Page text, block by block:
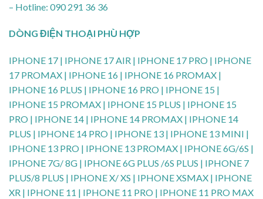
– Hotline: 090 291 36 36
DÒNG ĐIỆN THOẠI PHÙ HỢP
IPHONE 17 | IPHONE 17 AIR | IPHONE 17 PRO | IPHONE
17 PROMAX | IPHONE 16 | IPHONE 16 PROMAX |
IPHONE 16 PLUS | IPHONE 16 PRO | IPHONE 15 |
IPHONE 15 PROMAX | IPHONE 15 PLUS | IPHONE 15
PRO | IPHONE 14 | IPHONE 14 PROMAX | IPHONE 14
PLUS | IPHONE 14 PRO | IPHONE 13 | IPHONE 13 MINI |
IPHONE 13 PRO | IPHONE 13 PROMAX | IPHONE 6G/6S |
IPHONE 7G/ 8G | IPHONE 6G PLUS /6S PLUS | IPHONE 7
PLUS/8 PLUS | IPHONE X/ XS | IPHONE XSMAX | IPHONE
XR | IPHONE 11 | IPHONE 11 PRO | IPHONE 11 PRO MAX